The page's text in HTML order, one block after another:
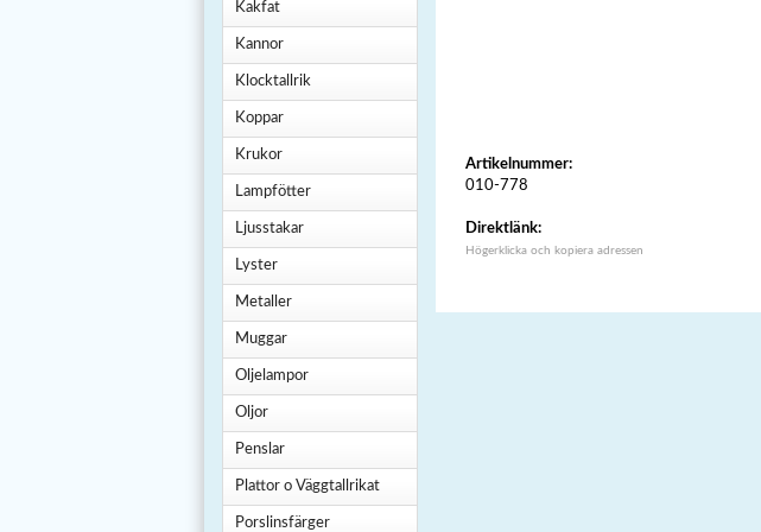
Kakfat
Kannor
Klocktallrik
Koppar
Krukor
Lampfötter
Ljusstakar
Lyster
Metaller
Muggar
Oljelampor
Oljor
Penslar
Plattor o Väggtallrikat
Porslinsfärger
Artikelnummer:
010-778
Direktlänk:
Högerklicka och kopiera adressen